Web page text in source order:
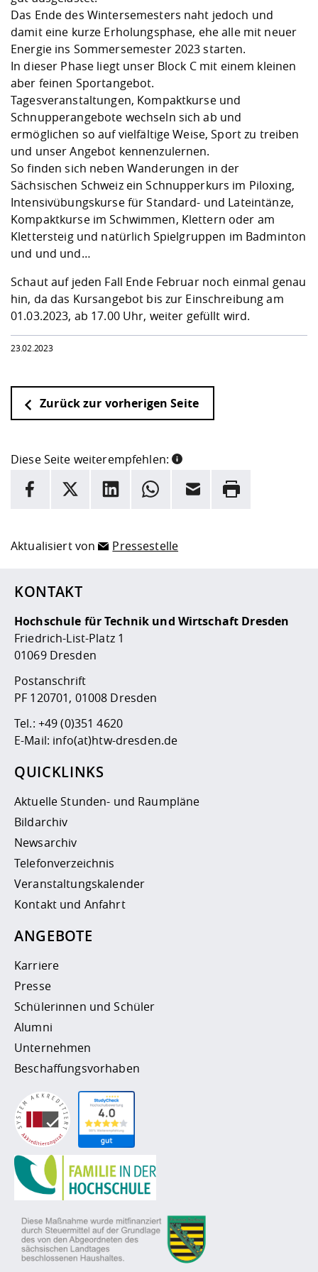
Vorbereitung
Studien- und
und Physik
Fremdsprachen
Studieren in
Lebenslagen
Studentenwerk
Arbeit
Career Service
Lehren,
Weiterbilden im
Formulare und
Formulare und
FIS -
Prototyping und
Kooperationen
Kontakt &
Klimaschutz &
Gremien und
Informatik/
Landbau/
Maschinenbau
Angebote für Unternehmen
Kontakt und Anfahrt
Qualitätssicherung
Das Ende des Wintersemesters naht jedoch und
damit eine kurze Erholungsphase, ehe alle mit neuer
Energie ins Sommersemester 2023 starten.
In dieser Phase liegt unser Block C mit einem kleinen
aber feinen Sportangebot.
Tagesveranstaltungen, Kompaktkurse und
Schnupperangebote wechseln sich ab und
ermöglichen so auf vielfältige Weise, Sport zu treiben
und unser Angebot kennenzulernen.
So finden sich neben Wanderungen in der
Sächsischen Schweiz einSchnupperkurs im Piloxing,
Intensivübungskurse für Standard- und Lateintänze,
Kompaktkurse im Schwimmen, Klettern oder am
Klettersteigund natürlich Spielgruppen im Badminton
und und und…
Schaut auf jeden Fall Ende Februar noch einmal genau
hin, da das Kursangebot bis zur Einschreibung am
01.03.2023, ab 17.00 Uhr, weiter gefüllt wird.
23.02.2023
Zurück zur vorherigen Seite
Diese Seite weiterempfehlen:
INFORMATION
Facebook
X LinkedInWhatsappE-Mail Drucken
Aktualisiert von Pressestelle
KONTAKT
Hochschule für Technik und Wirtschaft Dresden
Friedrich-List-Platz 1
01069 Dresden
Postanschrift
PF 120701, 01008 Dresden
Tel.: +49 (0)351 4620
E-Mail: info(at)htw-dresden.de
QUICKLINKS
Aktuelle Stunden- und Raumpläne
Bildarchiv
Newsarchiv
Telefonverzeichnis
Veranstaltungskalender
Kontakt und Anfahrt
ANGEBOTE
Karriere
Presse
Schülerinnen und Schüler
Alumni
Unternehmen
Beschaffungsvorhaben